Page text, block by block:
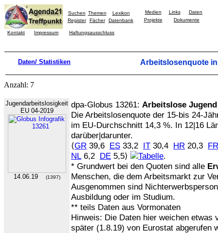
Suchen Themen
Lexikon
Register
Fächer Datenbank
Medien Links
Daten
Projekte
Dokumente
Kontakt Impressum Haftungsausschluss
Daten/ Statistiken Arbeitslosenquote in
Anzahl: 7
Jugendarbeitslosigkeit
EU 04-2019
14.06.19 (1397)
dpa-Globus 13261: Arbeitslose
Die Arbeitslosenquote der 15-bis 24-
im EU-Durchschnitt 14,3 %. In 12|16
darüber|darunter.
⟨GR 39,6 ES 33,2 IT 30,4 HR 20,3 FR
NL 6,2 DE 5,5⟩
.
* Grundwert bei den Quoten sind alle
Menschen, die dem Arbeitsmarkt zur
Ausgenommen sind
Ausbildung oder im Studium.
** teils Daten aus Vormonaten
Hinweis: Die Daten hier weichen etwas
später (1.8.19) von Eurostat abgerufen